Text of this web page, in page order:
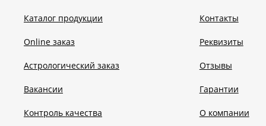
Каталог продукции
Online заказ
Астрологический заказ
Вакансии
Контроль качества
Контакты
Реквизиты
Отзывы
Гарантии
О компании